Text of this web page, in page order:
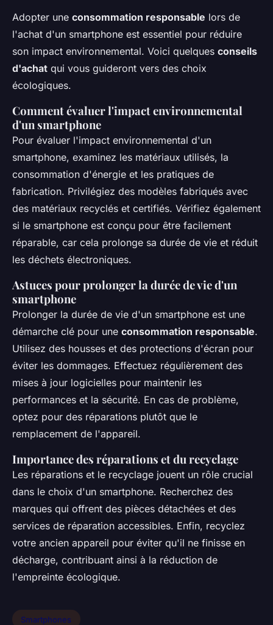
Adopter une consommation responsable lors de
l'achat d'un smartphone est essentiel pour réduire
son impact environnemental. Voici quelques conseils
d'achat qui vous guideront vers des choix
écologiques.
Comment évaluer l'impact environnemental
d'un smartphone
Pour évaluer l'impact environnemental d'un
smartphone, examinez les matériaux utilisés, la
consommation d'énergie et les pratiques de
fabrication. Privilégiez des modèles fabriqués avec
des matériaux recyclés et certifiés. Vérifiez également
si le smartphone est conçu pour être facilement
réparable, car cela prolonge sa durée de vie et réduit
les déchets électroniques.
Astuces pour prolonger la durée de vie d'un
smartphone
Prolonger la durée de vie d'un smartphone est une
démarche clé pour une consommation responsable.
Utilisez des housses et des protections d'écran pour
éviter les dommages. Effectuez régulièrement des
mises à jour logicielles pour maintenir les
performances et la sécurité. En cas de problème,
optez pour des réparations plutôt que le
remplacement de l'appareil.
Importance des réparations et du recyclage
Les réparations et le recyclage jouent un rôle crucial
dans le choix d'un smartphone. Recherchez des
marques qui offrent des pièces détachées et des
services de réparation accessibles. Enfin, recyclez
votre ancien appareil pour éviter qu'il ne finisse en
décharge, contribuant ainsi à la réduction de
l'empreinte écologique.
Smartphones